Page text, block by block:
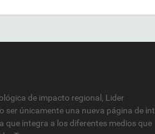
de impacto regional, Lider
ser únicamente una nueva página de
que integra a los diferentes medios que